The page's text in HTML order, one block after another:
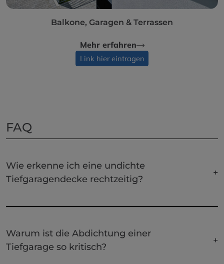
Balkone, Garagen & Terrassen
Mehr erfahren
Link hier eintragen
FAQ
Wie erkenne ich eine undichte
Tiefgaragendecke rechtzeitig?
Warum ist die Abdichtung einer
Tiefgarage so kritisch?